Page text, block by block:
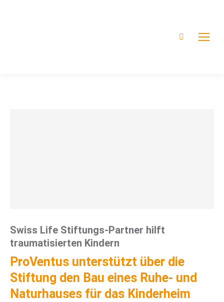
Swiss Life Stiftungs-Partner hilft
traumatisierten Kindern
ProVentus unterstützt über die
Stiftung den Bau eines Ruhe- und
Naturhauses für das Kinderheim